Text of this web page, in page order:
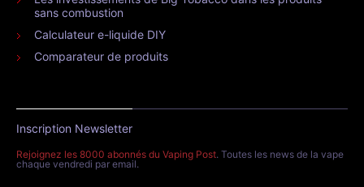
sans combustion
Calculateur e-liquide DIY
Comparateur de produits
Inscription Newsletter
Rejoignez les 8000 abonnés du Vaping Post. Toutes les news de la vape
chaque vendredi par email.